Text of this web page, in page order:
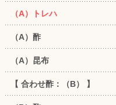
（A）トレハ
（A）酢
（A）昆布
【 合わせ酢：（B） 】